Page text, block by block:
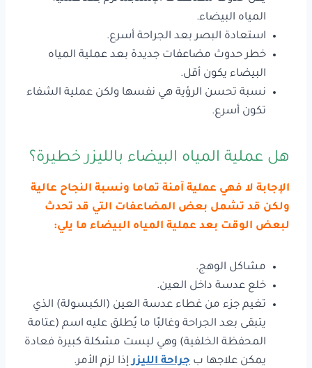
المياه البيضاء.
استعادة البصر بعد الجراحة أسرع.
خطر حدوث مضاعفات جديدة بعد عملية المياه
البيضاء يكون أقل.
نسبة تحسن الرؤية هي نفسها ولكن عملية الشفاء
تكون أسرع.
هل عملية المياه البيضاء بالليزر خطيرة؟
الإجابة لا فهي عملية آمنة تماما ونسبة النجاح عالية
ولكن قد تشمل بعض المضاعفات التي قد تحدث
لبعض الوقت بعد عملية المياه البيضاء ما يلي:
مشاكل الوهج.
خلع عدسة داخل العين.
تغيم جزء من غطاء عدسة العين (الكبسولة) الذي
يتبقى بعد الجراحة وغالبًا ما يُطلق عليه اسم (عتامة
المحفظة الخلفية) وهي ليست مشكلة كبيرة فعادة
يمكن علاجها ب جراحة الليزرإذا لزم الأمر.